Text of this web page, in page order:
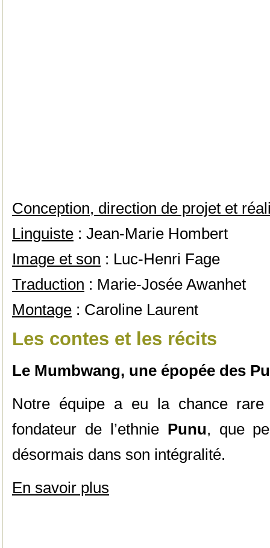
Conception, direction de projet et
Linguiste : Jean-Marie Hombert
Image et son : Luc-Henri Fage
Traduction : Marie-Josée Awanhet
Montage : Caroline Laurent
Les contes et les récits
Le Mumbwang, une épopée des
Notre équipe a eu la chance
fondateur de l’ethnie Punu, que
désormais dans son intégralité.
En savoir plus